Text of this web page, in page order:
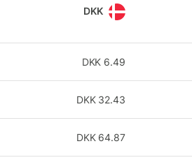
DKK
6.49
DKK
32.43
DKK
64.87
DKK